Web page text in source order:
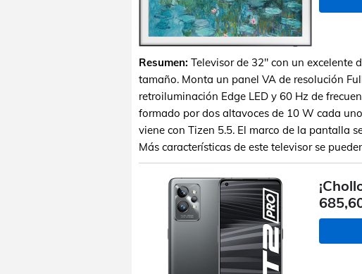
Resumen: Televisor de 32" con un excelente
tamaño. Monta un panel VA de resolución
retroiluminación Edge LED y 60 Hz de
formado por dos altavoces de 10 W cada
viene con Tizen 5.5. El marco de la pantalla
Más características de este televisor se